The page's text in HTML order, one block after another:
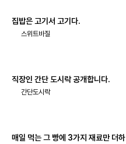
집밥은 고기서 고기다.
스위트바질
직장인 간단 도시락 공개합니다.
간단도시락
매일 먹는 그 빵에 3가지 재료만 더하